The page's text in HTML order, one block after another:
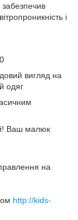
і
вигляд на
одяг
Ваш малюк
на
http://kids-